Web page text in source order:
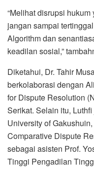
“Melihat disrupsi
jangan sampai
Algorithm dan
keadilan sosial,”
Diketahui, Dr. Tahir
berkolaborasi dengan
for Dispute Resolution
Serikat. Selain itu,
University of
Comparative Dispute
sebagai asisten Prof.
Tinggi Pengadilan